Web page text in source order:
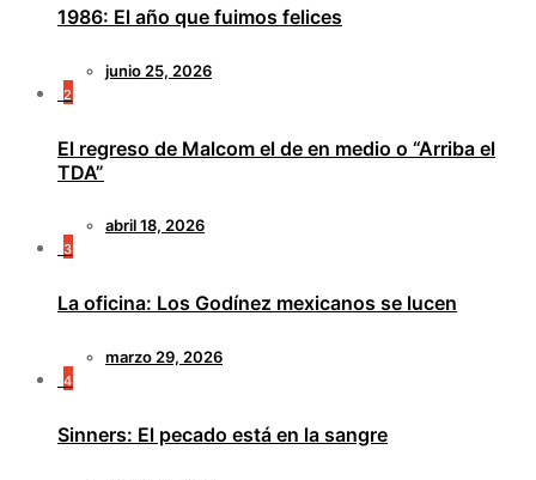
1986: El año que fuimos felices
junio 25, 2026
2
El regreso de Malcom el de en medio o “Arriba el
TDA”
abril 18, 2026
3
La oficina: Los Godínez mexicanos se lucen
marzo 29, 2026
4
Sinners: El pecado está en la sangre